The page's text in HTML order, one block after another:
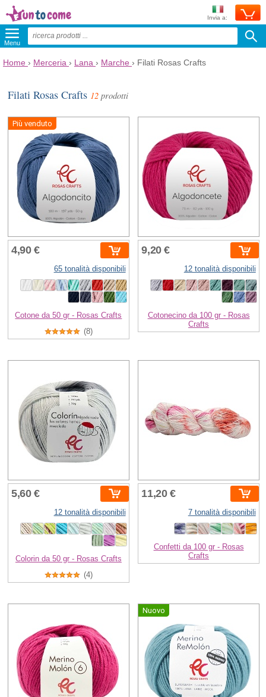
Invia a:
Menu
Home › Merceria › Lana › Marche › Filati Rosas Crafts
Filati Rosas Crafts 12 prodotti
Più venduto
4,90 €
65 tonalità disponibili
Cotone da 50 gr - Rosas Crafts
(8)
9,20 €
12 tonalità disponibili
Cotonecino da 100 gr - Rosas
Crafts
5,60 €
12 tonalità disponibili
Colorin da 50 gr - Rosas Crafts
(4)
11,20 €
7 tonalità disponibili
Confetti da 100 gr - Rosas
Crafts
Nuovo